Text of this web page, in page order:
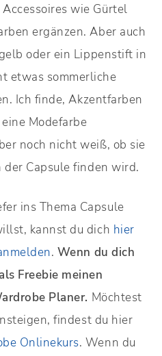
wie Gürtel
ergänzen. Aber auch
oder ein Lippenstift in
etwas sommerliche
Ich finde, Akzentfarben
Modefarbe
noch nicht weiß, ob sie
Capsule finden wird.
ins Thema Capsule
kannst du dich hier
. Wenn du dich
Freebie meinen
Planer. Möchtest
findest du hier
Onlinekurs. Wenn du